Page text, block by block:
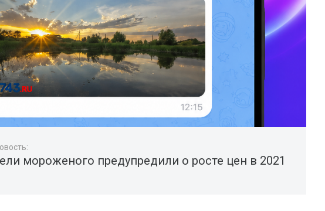
мороженого предупредили о росте цен в 2021